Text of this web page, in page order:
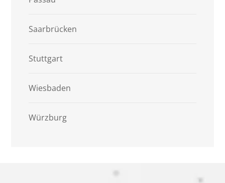
Saarbrücken
Stuttgart
Wiesbaden
Würzburg